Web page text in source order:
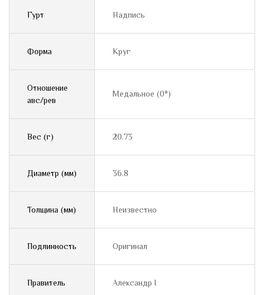
Гурт Надпись
Форма Круг
Отношение
авс/рев
Медальное (0°)
Вес (г) 20.73
Диаметр (мм) 36.8
Толщина (мм) Неизвестно
Подлинность Оригинал
Правитель Александр I